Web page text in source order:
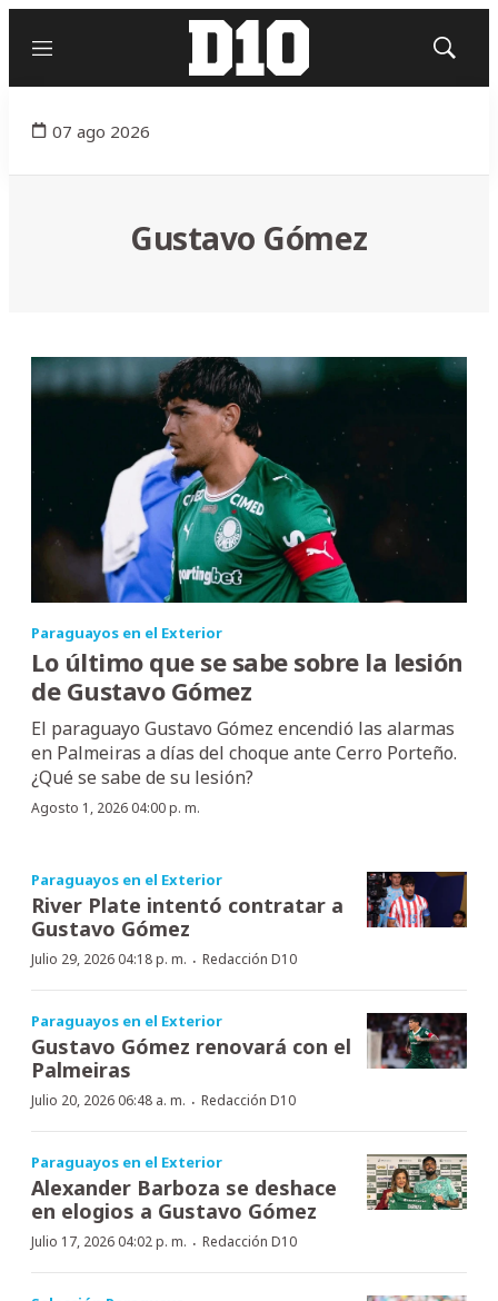
Menú
Mostrar
07 ago 2026
Gustavo Gómez
Paraguayos en el Exterior
Lo último que se sabe sobre la lesión
de Gustavo Gómez
El paraguayo Gustavo Gómez encendió las alarmas
en Palmeiras a días del choque ante Cerro Porteño.
¿Qué se sabe de su lesión?
Agosto 1, 2026 04:00 p. m.
Paraguayos en el Exterior
River Plate intentó contratar a
Gustavo Gómez
Julio 29, 2026 04:18 p. m. · Redacción D10
Paraguayos en el Exterior
Gustavo Gómez renovará con el
Palmeiras
Julio 20, 2026 06:48 a. m. · Redacción D10
Paraguayos en el Exterior
Alexander Barboza se deshace
en elogios a Gustavo Gómez
Julio 17, 2026 04:02 p. m. · Redacción D10